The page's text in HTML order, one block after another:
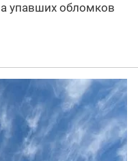
упавших обломков